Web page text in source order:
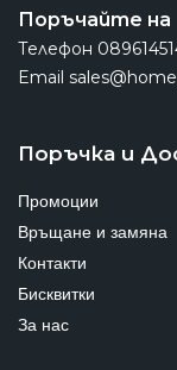
Поръчайте на
Телефон
Email
Поръчка и
Промоции
Връщане и замяна
Контакти
Бисквитки
За нас